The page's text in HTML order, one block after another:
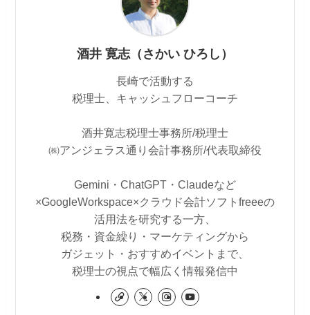
酒井 寛志（さかい ひろし）
長崎で活動する
税理士、キャッシュフローコーチ
酒井寛志税理士事務所/税理士
㈱アンジェラス通り会計事務所/代表取締役
Gemini・ChatGPT・Claudeなど
×GoogleWorkspace×クラウド会計ソフトfreeeの
活用法を研究する一方、
税務・資金繰り・マーケティングから
ガジェット・おすすめイベントまで、
税理士の視点で幅広く情報発信中